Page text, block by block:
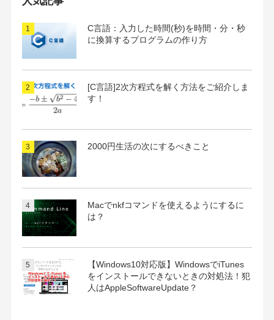
C言語：入力した時間(秒)を時間・分・秒
に換算するプログラムの作り方
[C言語]2次方程式を解く方法をご紹介しま
す！
2000円生活の次にするべきこと
Macでnkfコマンドを使えるようにするに
は？
【Windows10対応版】WindowsでiTunes
をインストールできないときの対処法！犯
人はAppleSoftwareUpdate？